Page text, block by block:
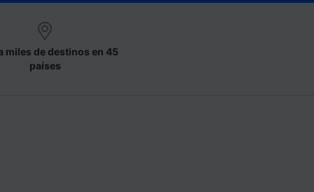
miles de destinos en 45
países